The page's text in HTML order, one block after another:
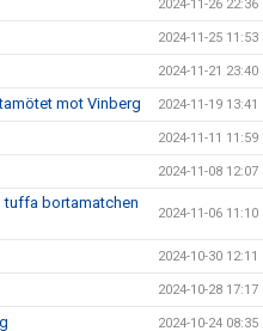
2024-11-26 22:36
2024-11-25 11:53
2024-11-21 23:40
mot Vinberg 2024-11-19 13:41
2024-11-11 11:59
2024-11-08 12:07
tuffa bortamatchen
2024-11-06 11:10
2024-10-30 12:11
2024-10-28 17:17
2024-10-24 08:35